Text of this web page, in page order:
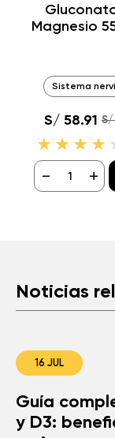
Magnesio
Sistema
S/ 58.91 S/
- +
Noticias
Guía
y D3:
16 JUL